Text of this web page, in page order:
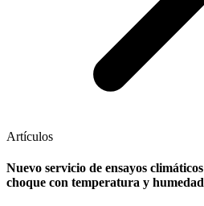
Artículos
Nuevo servicio de ensayos
choque con temperatura y humedad